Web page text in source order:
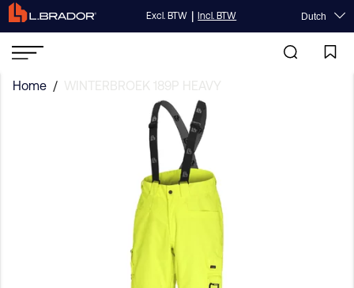
Excl. BTW | Incl. BTW Dutch
Home / WINTERBROEK 189P HEAVY